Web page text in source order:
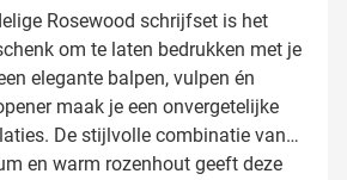
Rosewood schrijfset is het
om te laten bedrukken met je
elegante balpen, vulpen én
maak je een onvergetelijke
De stijlvolle combinatie van
en warm rozenhout geeft deze